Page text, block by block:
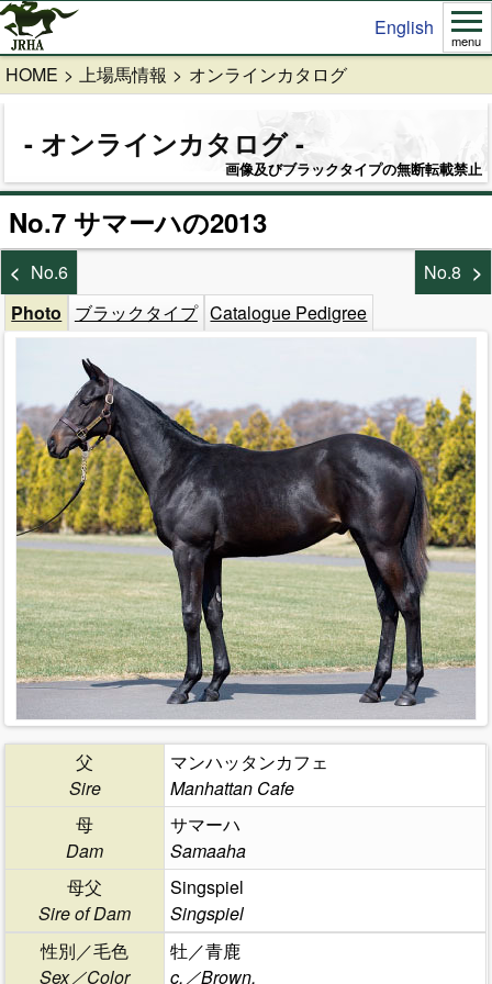
English
menu
HOME 上場馬情報 オンラインカタログ
オンラインカタログ
画像及びブラックタイプの無断転載禁止
No.7 サマーハの2013
No.6
No.8
Photo
ブラックタイプ Catalogue Pedigree
父
Sire
マンハッタンカフェ
Manhattan Cafe
母
Dam
サマーハ
Samaaha
母父
Sire of Dam
Singspiel
Singspiel
性別／毛色
Sex／Color
牡／青鹿
c.／Brown.